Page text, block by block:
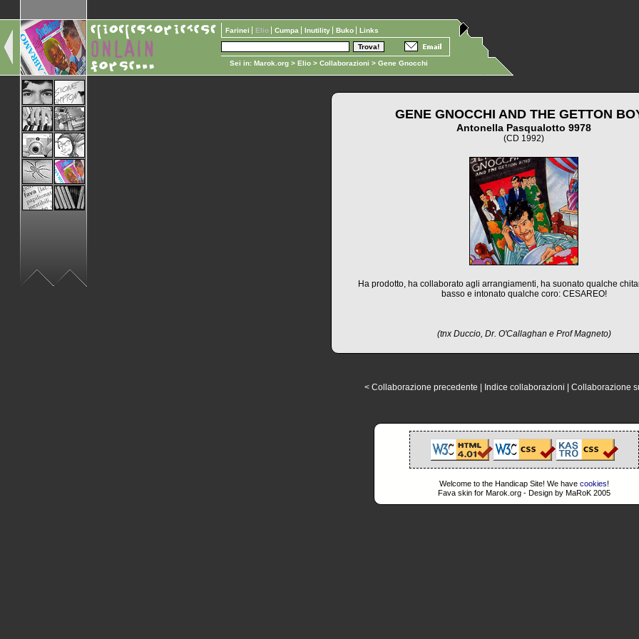
Sei in: Marok.org > Elio > Collaborazioni > Gene Gnocchi
Farinei Elio Cumpa Inutility Buko Links
GENE GNOCCHI AND THE GETTON
Antonella Pasqualotto 9978
(CD 1992)
Ha prodotto, ha collaborato agli arrangiamenti, ha suonato qualche
basso e intonato qualche coro: CESAREO!
(tnx Duccio, Dr. O'Callaghan e Prof Magneto)
< Collaborazione precedente Indice collaborazioni Collaborazione
Welcome to the Handicap Site! We have cookies!
Fava skin for Marok.org - Design by MaRoK 2005